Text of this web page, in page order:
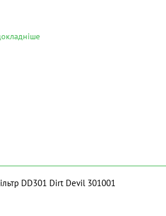
DD301 Dirt Devil 301001